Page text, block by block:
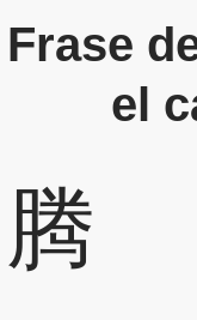
Frase
el
腾